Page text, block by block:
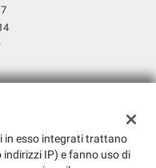
(MI)
in esso integrati trattano
IP) e fanno uso di